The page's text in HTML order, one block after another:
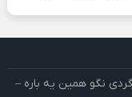
نگو همین یه باره –